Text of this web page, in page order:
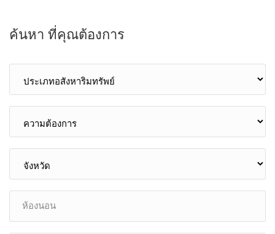
ค้นหา ที่คุณต้องการ